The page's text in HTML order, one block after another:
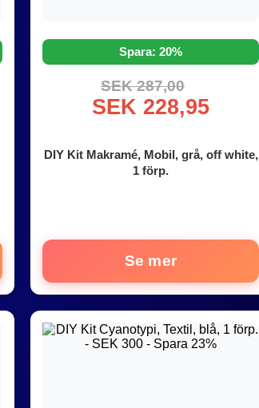
Spara: 20%
SEK 287,00
SEK 228,95
DIY Kit Makramé, Mobil, grå, off white,
1 förp.
Se mer